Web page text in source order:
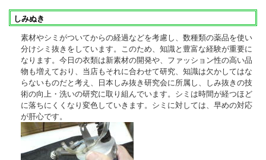
しみぬき
素材やシミがついてからの経過などを考慮し、数種類の薬品を使い
分けシミ抜きをしています。このため、知識と豊富な経験が重要に
なります。今日の衣類は新素材の開発や、ファッション性の高い品
物も増えており、当店もそれに合わせて研究、知識は欠かしてはな
らないものだと考え、日本しみ抜き研究会に所属し、しみ抜きの技
術の向上・洗いの研究に取り組んでいます。シミは時間が経つほど
に落ちにくくなり変色していきます。シミに対しては、早めの対応
が肝心です。